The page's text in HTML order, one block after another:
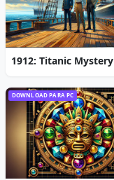
1912: Titanic Mystery
DOWNLOAD PARA PC